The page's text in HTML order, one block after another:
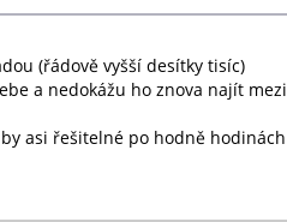
(řádově vyšší desítky tisíc)
a nedokážu ho znova najít mezi
asi řešitelné po hodně hodinách